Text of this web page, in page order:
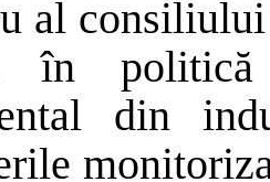
al
în politică
din